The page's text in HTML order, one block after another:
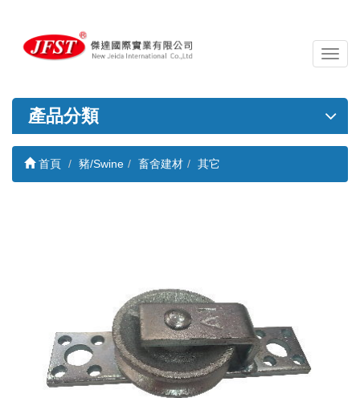
導
覽
關
產品分類
首頁 豬/Swine 畜舍建材 其它